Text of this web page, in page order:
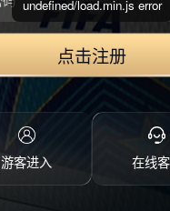
点击注册
游客进入 在线
undefined/load.min.js error